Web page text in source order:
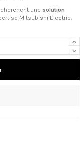
une solution
Mitsubishi Electric.